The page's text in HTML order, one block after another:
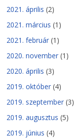
2021. április (2)
2021. március (1)
2021. február (1)
2020. november (1)
2020. április (3)
2019. október (4)
2019. szeptember (3)
2019. augusztus (5)
2019. június (4)